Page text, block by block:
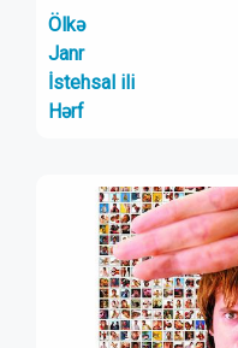
Ölkə
Janr
İstehsal ili
Hərf